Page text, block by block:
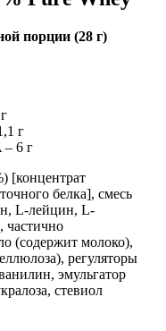
порции (28 г)
г
– 6 г
[концентрат
белка], смесь
L-лейцин, L-
частично
(содержит молоко),
регуляторы
эмульгатор
стевиол